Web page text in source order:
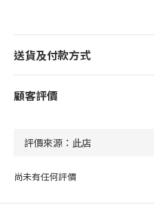
送貨及付款方式
顧客評價
尚未有任何評價